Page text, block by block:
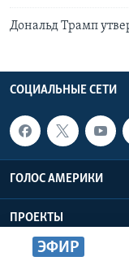
ЭФИР
Дональд Трамп
СОЦИАЛЬНЫЕ СЕТИ
ГОЛОС АМЕРИКИ
ПРОЕКТЫ